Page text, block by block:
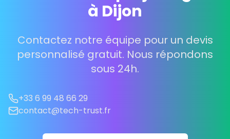
à Dijon
Contactez notre équipe pour un devis
personnalisé gratuit. Nous répondons
sous 24h.
+33 6 99 48 66 29
contact@tech-trust.fr